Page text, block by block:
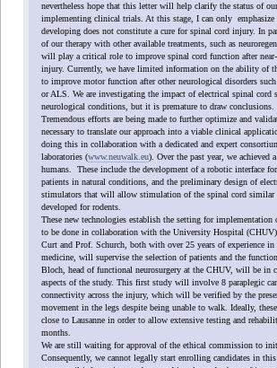
nevertheless hope that this letter will help clarify the status of
implementing clinical trials. At this stage, I can only emphasize
developing does not constitute a cure for spinal cord injury. In
of our therapy with other available treatments, such as
will play a critical role to improve spinal cord function after
injury. Currently, we have limited information on the ability of
to improve motor function after other neurological disorders
or ALS. We are investigating the impact of electrical spinal
neurological conditions, but it is premature to draw conclusions.
Tremendous efforts are being made to further optimize and
necessary to translate our approach into a viable clinical
doing this in collaboration with a dedicated and expert
laboratories (www.neuwalk.eu). Over the past year, we achieved
humans. These include the development of a robotic interface
patients in natural conditions, and the preliminary design of
stimulators that will allow stimulation of the spinal cord similar
developed for rodents.
These new technologies establish the setting for
to be done in collaboration with the University Hospital
Curt and Prof. Schurch, both with over 25 years of experience
medicine, will supervise the selection of patients and the
Bloch, head of functional neurosurgery at the CHUV, will be in
aspects of the study. This first study will involve 8 paraplegic
connectivity across the injury, which will be verified by the
movement in the legs despite being unable to walk. Ideally,
close to Lausanne in order to allow extensive testing and
months.
We are still waiting for approval of the ethical commission to
Consequently, we cannot legally start enrolling candidates in